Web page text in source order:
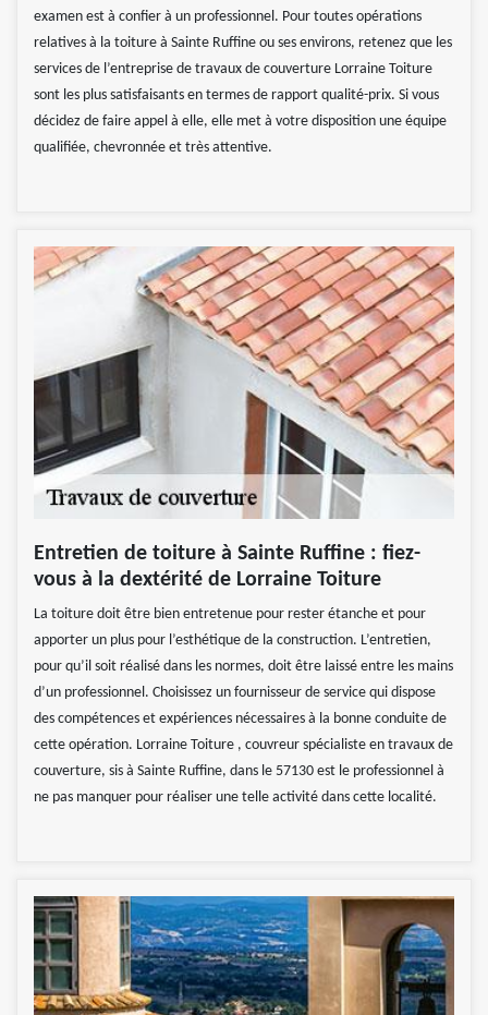
examen est à confier à un professionnel. Pour toutes opérations
relatives à la toiture à Sainte Ruffine ou ses environs, retenez que les
services de l’entreprise de travaux de couverture Lorraine Toiture
sont les plus satisfaisants en termes de rapport qualité-prix. Si vous
décidez de faire appel à elle, elle met à votre disposition une équipe
qualifiée, chevronnée et très attentive.
Entretien de toiture à Sainte Ruffine : fiez-
vous à la dextérité de Lorraine Toiture
La toiture doit être bien entretenue pour rester étanche et pour
apporter un plus pour l’esthétique de la construction. L’entretien,
pour qu’il soit réalisé dans les normes, doit être laissé entre les mains
d’un professionnel. Choisissez un fournisseur de service qui dispose
des compétences et expériences nécessaires à la bonne conduite de
cette opération. Lorraine Toiture , couvreur spécialiste en travaux de
couverture, sis à Sainte Ruffine, dans le 57130 est le professionnel à
ne pas manquer pour réaliser une telle activité dans cette localité.